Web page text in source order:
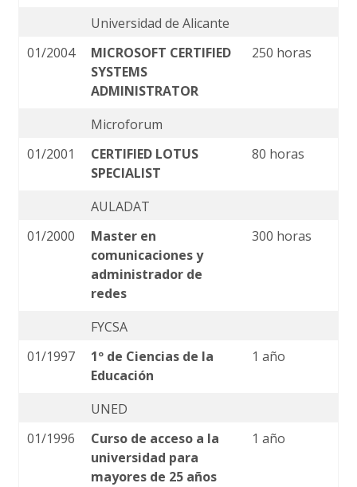
Universidad de Alicante
01/2004
MICROSOFT CERTIFIED
SYSTEMS
ADMINISTRATOR
250 horas
Microforum
01/2001
CERTIFIED LOTUS
SPECIALIST
80 horas
AULADAT
01/2000
Master en
comunicaciones y
administrador de
redes
300 horas
FYCSA
01/1997
1º de Ciencias de la
Educación
1 año
UNED
01/1996
Curso de acceso a la
universidad para
mayores de 25 años
1 año